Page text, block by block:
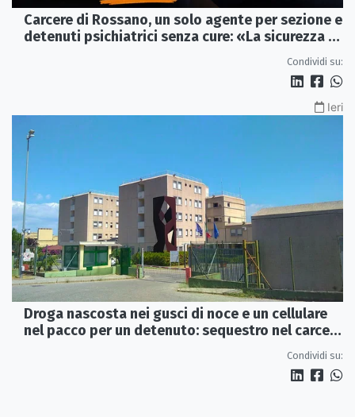
Carcere di Rossano, un solo agente per sezione e
detenuti psichiatrici senza cure: «La sicurezza è
Condividi su:
Ieri
Droga nascosta nei gusci di noce e un cellulare
nel pacco per un detenuto: sequestro nel carcere
Condividi su: